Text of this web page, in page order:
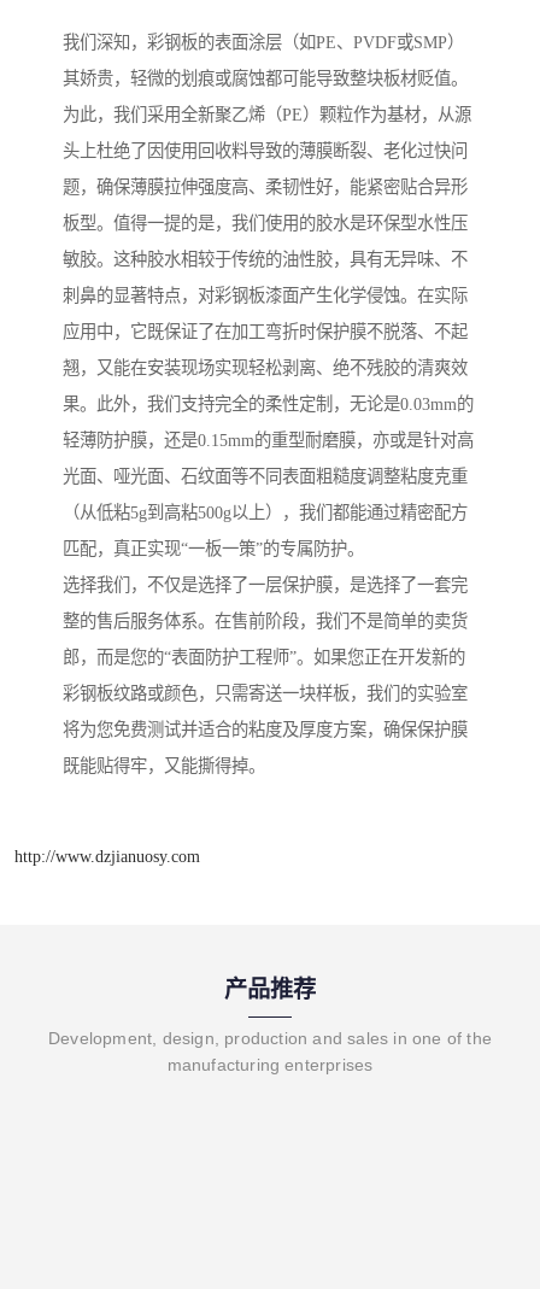
我们深知，彩钢板的表面涂层（如PE、PVDF或SMP）
其娇贵，轻微的划痕或腐蚀都可能导致整块板材贬值。
为此，我们采用全新聚乙烯（PE）颗粒作为基材，从源
头上杜绝了因使用回收料导致的薄膜断裂、老化过快问
题，确保薄膜拉伸强度高、柔韧性好，能紧密贴合异形
板型。值得一提的是，我们使用的胶水是环保型水性压
敏胶。这种胶水相较于传统的油性胶，具有无异味、不
刺鼻的显著特点，对彩钢板漆面产生化学侵蚀。在实际
应用中，它既保证了在加工弯折时保护膜不脱落、不起
翘，又能在安装现场实现轻松剥离、绝不残胶的清爽效
果。此外，我们支持完全的柔性定制，无论是0.03mm的
轻薄防护膜，还是0.15mm的重型耐磨膜，亦或是针对高
光面、哑光面、石纹面等不同表面粗糙度调整粘度克重
（从低粘5g到高粘500g以上），我们都能通过精密配方
匹配，真正实现“一板一策”的专属防护。
选择我们，不仅是选择了一层保护膜，是选择了一套完
整的售后服务体系。在售前阶段，我们不是简单的卖货
郎，而是您的“表面防护工程师”。如果您正在开发新的
彩钢板纹路或颜色，只需寄送一块样板，我们的实验室
将为您免费测试并适合的粘度及厚度方案，确保保护膜
既能贴得牢，又能撕得掉。
http://www.dzjianuosy.com
产品推荐
Development, design, production and sales in one of the
manufacturing enterprises